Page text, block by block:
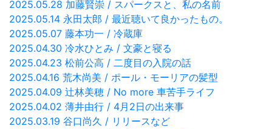
2025.05.28 加藤賢崇 / スパークスと、私の名前
2025.05.14 永田太郎 / 最近聴いて良かったもの。
2025.05.07 藤本功一 / 冷蔵庫
2025.04.30 冷水ひとみ / 文豪と寝る
2025.04.23 松前公高 / 二度目の入院の話
2025.04.16 荒木尚美 / ポール・モーリアの髪型
2025.04.09 辻林美穂 / No more 車苦手ライフ
2025.04.02 薄井由行 / 4月2日の出来事
2025.03.19 谷口尚久 / リリースなど